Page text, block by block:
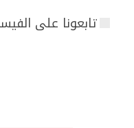
تابعونا على